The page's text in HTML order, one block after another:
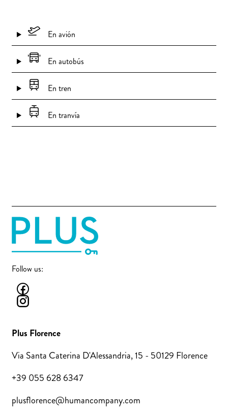
En avión
En autobús
En tren
En tranvía
Follow us:
Plus Florence
Via Santa Caterina D'Alessandria, 15 - 50129 Florence
+39 055 628 6347
plusflorence@humancompany.com